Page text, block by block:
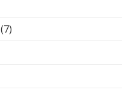
(7)